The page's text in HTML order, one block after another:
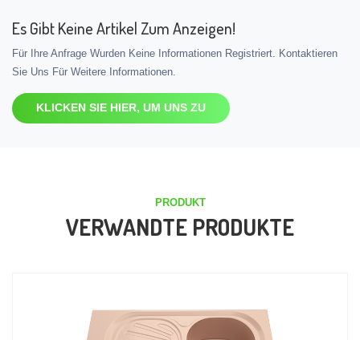
Es Gibt Keine Artikel Zum Anzeigen!
Für Ihre Anfrage Wurden Keine Informationen Registriert. Kontaktieren
Sie Uns Für Weitere Informationen.
KLICKEN SIE HIER, UM UNS ZU
PRODUKT
VERWANDTE PRODUKTE